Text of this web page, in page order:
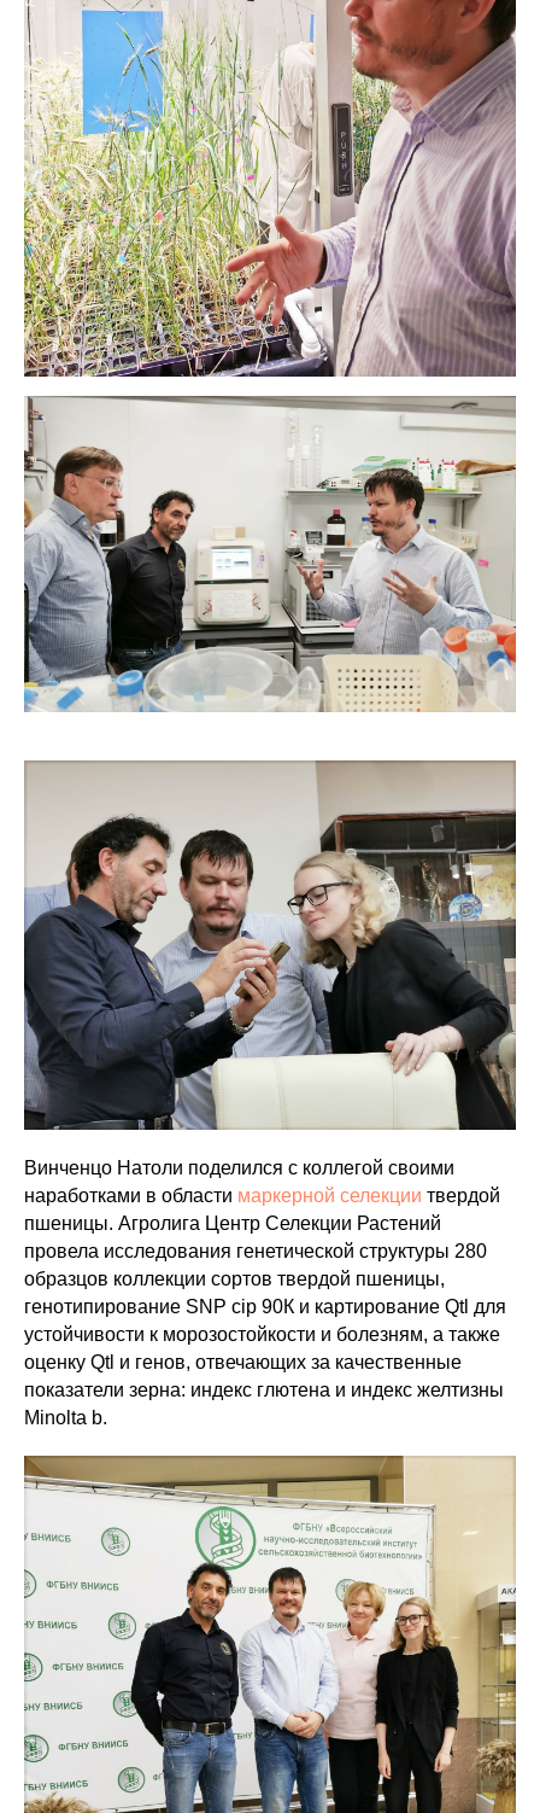
Винченцо Натоли поделился с коллегой своими
наработками в области маркерной селекции твердой
пшеницы. Агролига Центр Селекции Растений
провела исследования генетической структуры 280
образцов коллекции сортов твердой пшеницы,
генотипирование SNP cip 90К и картирование Qtl для
устойчивости к морозостойкости и болезням, а также
оценку Qtl и генов, отвечающих за качественные
показатели зерна: индекс глютена и индекс желтизны
Minolta b.